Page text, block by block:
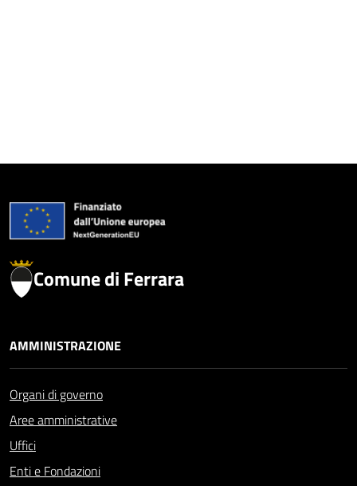
Comune di Ferrara
AMMINISTRAZIONE
Organi di governo
Aree amministrative
Uffici
Enti e Fondazioni